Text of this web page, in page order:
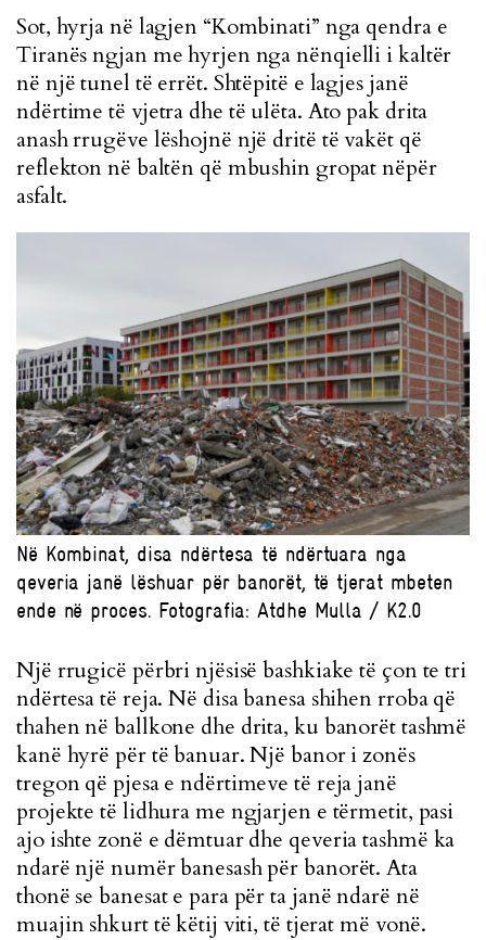
Sot, hyrja në lagjen “Kombinati” nga qendra e
Tiranës ngjan me hyrjen nga nënqielli i kaltër
në një tunel të errët. Shtëpitë e lagjes janë
ndërtime të vjetra dhe të ulëta. Ato pak drita
anash rrugëve lëshojnë një dritë të vakët që
reflekton në baltën që mbushin gropat nëpër
asfalt.
Në Kombinat, disa ndërtesa të ndërtuara nga
qeveria janë lëshuar për banorët, të tjerat mbeten
ende në proces. Fotografia: Atdhe Mulla / K2.0
Një rrugicë përbri njësisë bashkiake të çon te tri
ndërtesa të reja. Në disa banesa shihen rroba që
thahen në ballkone dhe drita, ku banorët tashmë
kanë hyrë për të banuar. Një banor i zonës
tregon që pjesa e ndërtimeve të reja janë
projekte të lidhura me ngjarjen e tërmetit, pasi
ajo ishte zonë e dëmtuar dhe qeveria tashmë ka
ndarë një numër banesash për banorët. Ata
thonë se banesat e para për ta janë ndarë në
muajin shkurt të këtij viti, të tjerat më vonë.